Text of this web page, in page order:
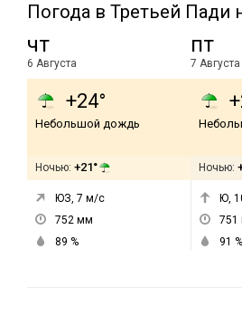
Погода в Третьей Пади
чт
6 Августа
+24°
Небольшой дождь
Ночью: +21°
ЮЗ, 7 м/с
752 мм
89 %
пт
7 Августа
Ночью:
Ю,
751
91 %